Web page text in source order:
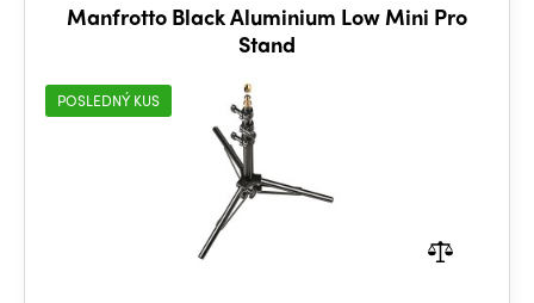
Manfrotto Black Aluminium Low Mini Pro
Stand
POSLEDNÝ KUS